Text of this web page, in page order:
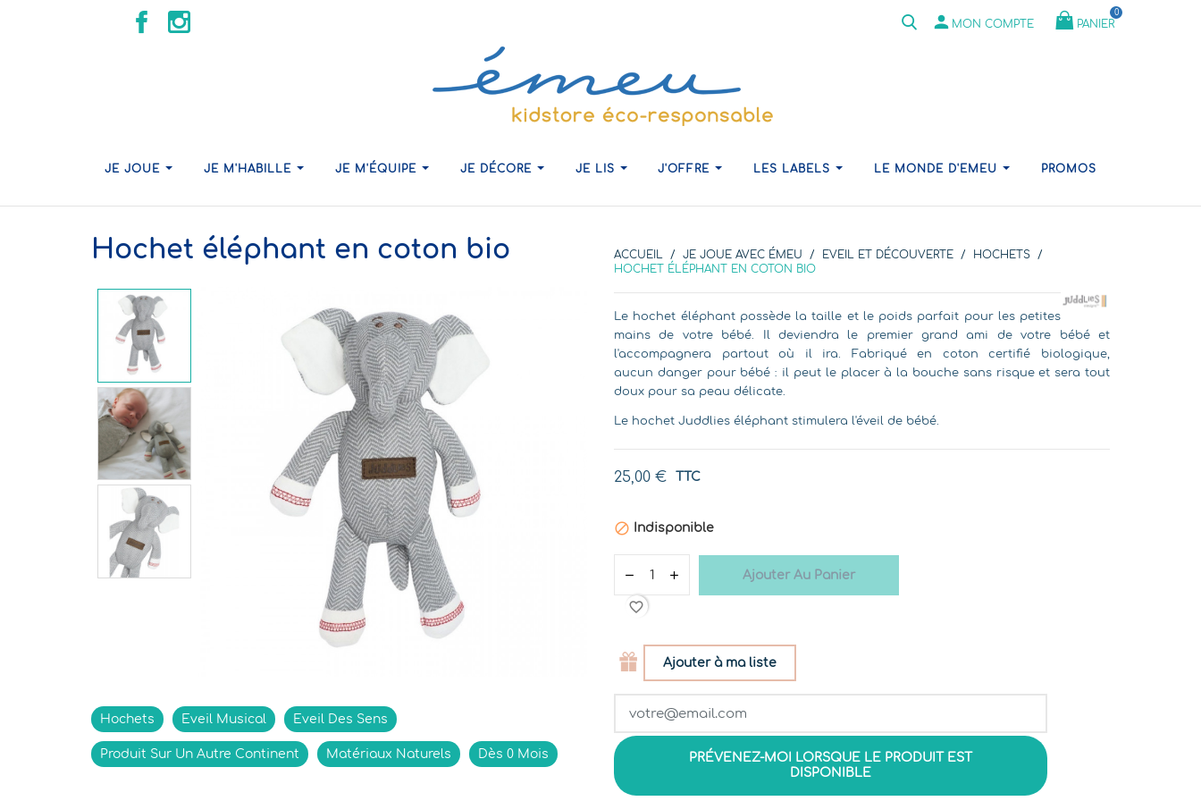
person MON COMPTE
0
PANIER
JE JOUE JE M'HABILLE JE M'ÉQUIPE JE DÉCORE JE LIS J'OFFRE LES LABELS LE MONDE D'EMEU PROMOS
Hochet éléphant en coton bio
Hochets Eveil Musical Eveil Des Sens
Produit Sur Un Autre Continent Matériaux Naturels Dès 0 Mois
ACCUEIL JE JOUE AVEC ÉMEU EVEIL ET DÉCOUVERTE
HOCHETS
HOCHET ÉLÉPHANT EN COTON BIO
Le hochet éléphant possède la taille et le poids parfait pour les petites
mains de votre bébé. Il deviendra le premier grand ami de votre bébé et
l'accompagnera partout où il ira. Fabriqué en coton certifié biologique,
aucun danger pour bébé : il peut le placer à la bouche sans risque et sera tout
doux pour sa peau délicate.
Le hochet Juddlies éléphant stimulera l'éveil de bébé.
25,00 € TTC
 Indisponible
Ajouter Au Panier
favorite_border
Ajouter à ma liste
PRÉVENEZ-MOI LORSQUE LE PRODUIT EST
DISPONIBLE